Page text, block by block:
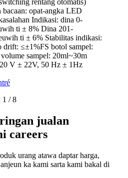
bacaan: opat-angka LED
Indikasi: dina 0-
ti ± 8% Dina 201-
ti ± 6% Stabilitas indikasi:
drift: ≤±1%FS botol sampel:
sampel: 20ml~30m
V ± 22V, 50 Hz ± 1Hz
1 / 8
jualan
careers
urang atawa daptar harga,
ka kami sarta kami bakal di